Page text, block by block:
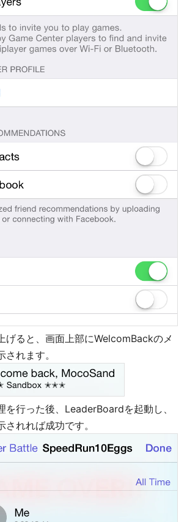
げると、画面上部にWelcomBackのメ
されます。
を行った後、LeaderBoardを起動し、
れれば成功です。